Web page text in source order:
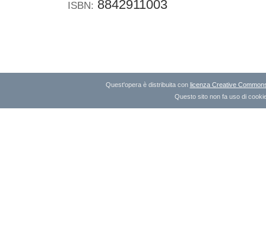
ISBN: 8842911003
Quest'opera è distribuita con licenza Creative
Questo sito non fa uso di